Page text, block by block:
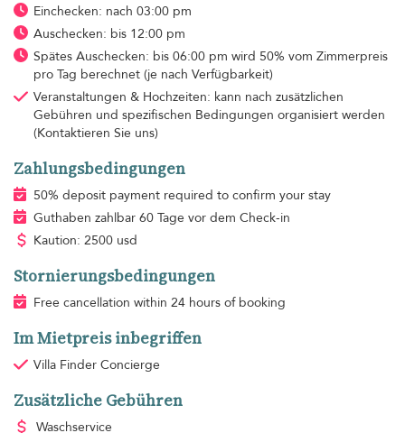
Einchecken: nach 03:00 pm
Auschecken: bis 12:00 pm
Spätes Auschecken: bis 06:00 pm wird 50% vom Zimmerpreis
pro Tag berechnet (je nach Verfügbarkeit)
Veranstaltungen & Hochzeiten: kann nach zusätzlichen
Gebühren und spezifischen Bedingungen organisiert werden
(Kontaktieren Sie uns)
Zahlungsbedingungen
50% deposit payment required to confirm your stay
Guthaben zahlbar 60 Tage vor dem Check-in
Kaution: 2500 usd
Stornierungsbedingungen
Free cancellation within 24 hours of booking
Im Mietpreis inbegriffen
Villa Finder Concierge
Zusätzliche Gebühren
Waschservice